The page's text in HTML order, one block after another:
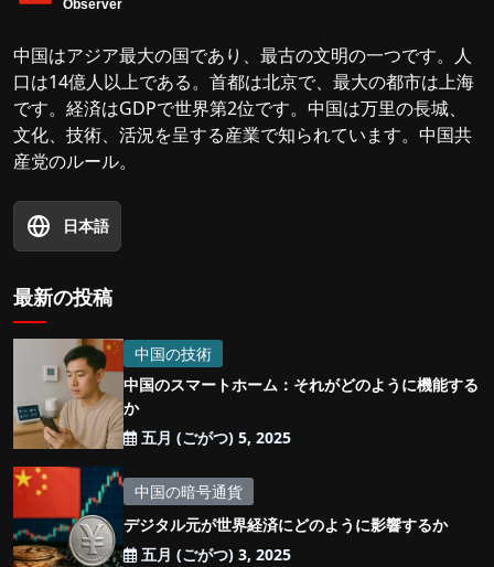
中国はアジア最大の国であり、最古の文明の一つです。人
口は14億人以上である。首都は北京で、最大の都市は上海
です。経済はGDPで世界第2位です。中国は万里の長城、
文化、技術、活況を呈する産業で知られています。中国共
産党のルール。
日本語
最新の投稿
中国の技術
中国のスマートホーム：それがどのように機能する
か
五月 (ごがつ) 5, 2025
中国の暗号通貨
デジタル元が世界経済にどのように影響するか
五月 (ごがつ) 3, 2025